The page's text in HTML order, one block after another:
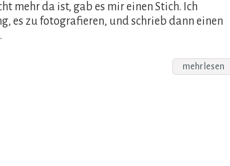
mehr da ist, gab es mir einen Stich. Ich
es zu fotografieren, und schrieb dann einen
mehr lesen